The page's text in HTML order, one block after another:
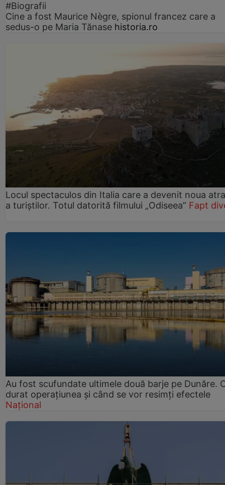
#Biografii
Cine a fost Maurice Nègre, spionul francez care a
sedus-o pe Maria Tănase historia.ro
Locul spectaculos din Italia care a devenit noua
a turiștilor. Totul datorită filmului „Odiseea” Fapt
Au fost scufundate ultimele două barje pe Dunăre.
durat operațiunea și când se vor resimți efectele
Național